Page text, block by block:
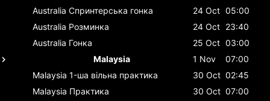
Australia Спринтерська гонка 24 Oct 05:00
Australia Розминка 24 Oct 23:40
Australia Гонка 25 Oct 03:00
Malaysia
1 Nov
07:00
Malaysia 1-ша вільна практика 30 Oct 02:45
Malaysia Практика 30 Oct 07:00